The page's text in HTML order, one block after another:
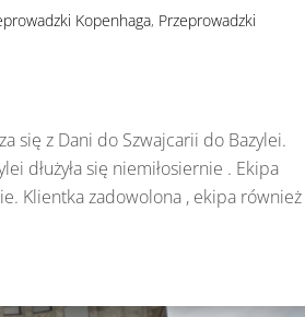
Kopenhaga, Przeprowadzki
się z Dani do Szwajcarii do Bazylei.
dłużyła się niemiłosiernie . Ekipa
Klientka zadowolona , ekipa również